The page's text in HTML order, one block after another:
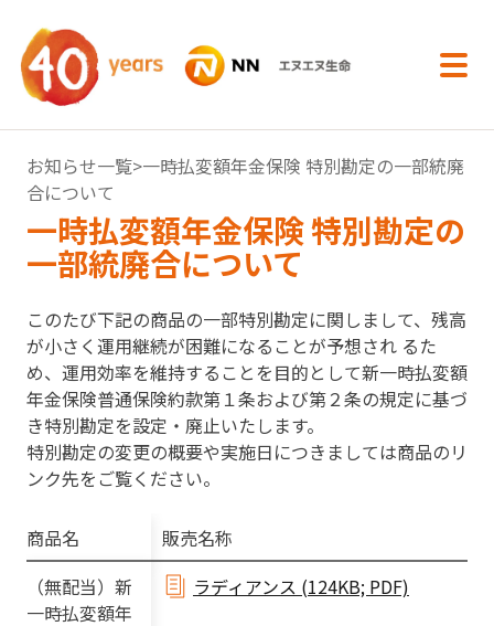
お知らせ一覧>⼀時払変額年⾦保険 特別勘定の⼀部統廃
合について
⼀時払変額年⾦保険 特別勘定の
⼀部統廃合について
このたび下記の商品の⼀部特別勘定に関しまして、残⾼
が⼩さく運⽤継続が困難になることが予想され るた
め、運⽤効率を維持することを⽬的として新⼀時払変額
年⾦保険普通保険約款第１条および第２条の規定に基づ
き特別勘定を設定・廃⽌いたします。
特別勘定の変更の概要や実施⽇につきましては商品のリ
ンク先をご覧ください。
商品名
販売名称
（無配当）新
⼀時払変額年
ラディアンス (124KB; PDF)